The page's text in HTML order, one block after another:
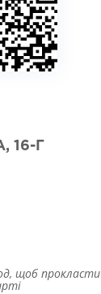
16-Г
щоб прокласти